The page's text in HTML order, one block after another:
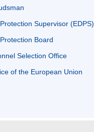
Supervisor (EDPS)
Board
Selection Office
of the European Union